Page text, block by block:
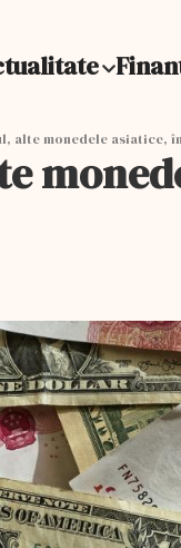
alte monedele asiatice,